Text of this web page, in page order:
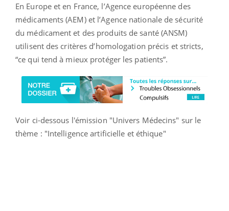
En Europe et en France, l’Agence européenne des
médicaments (AEM) et l’Agence nationale de sécurité
du médicament et des produits de santé (ANSM)
utilisent des critères d’homologation précis et stricts,
“ce qui tend à mieux protéger les patients”.
Voir ci-dessous l'émission "Univers Médecins" sur le
thème : "Intelligence artificielle et éthique"